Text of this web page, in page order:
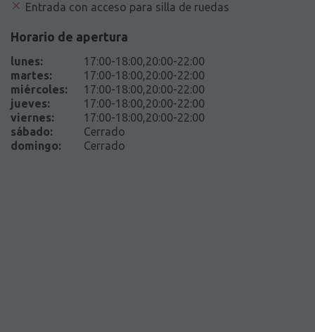
Entrada con acceso para silla de ruedas
Horario de apertura
lunes:
17:00-18:00,20:00-22:00
martes:
17:00-18:00,20:00-22:00
miércoles:
17:00-18:00,20:00-22:00
jueves:
17:00-18:00,20:00-22:00
viernes:
17:00-18:00,20:00-22:00
sábado:
Cerrado
domingo: Cerrado